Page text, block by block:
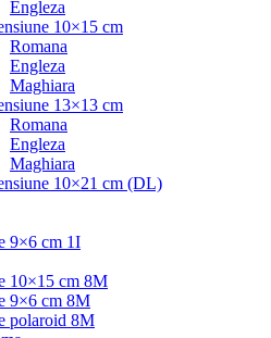
Engleza
10×15 cm
Romana
Engleza
Maghiara
13×13 cm
Romana
Engleza
Maghiara
10×21 cm (DL)
9×6 cm 1I
10×15 cm 8M
9×6 cm 8M
polaroid 8M